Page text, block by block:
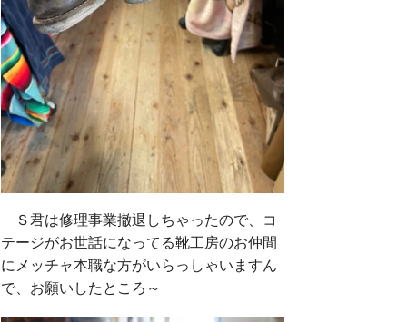
Ｓ君は修理事業撤退しちゃったので、コ
テージがお世話になってる靴工房のお仲間
にメッチャ本職な方がいらっしゃいますん
で、お願いしたところ～